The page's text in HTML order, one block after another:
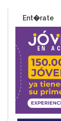
Ent�rate